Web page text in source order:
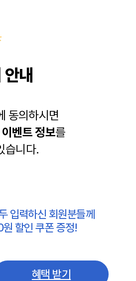
내
동의하시면
이벤트 정보를
습니다.
입력하신 회원분들께
할인 쿠폰 증정!
혜택 받기